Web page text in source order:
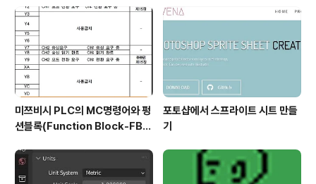
도록 합니다. 그리고 나서 다음으로 해야 할 것으로는 역시
나 2번째 기준으로 종목코드를 지정합니다. 다음으로 해야
할 것으로 가장 널널한 조건에서 어떻게 period에 의한 변
화가 있는지 없는지..
미쯔비시 PLC의 MC명령어와 펑
션블록(Function Block-FB)
포토샵에서 스프라이트 시트 만들
기